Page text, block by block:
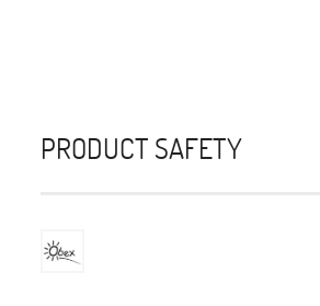
PRODUCT SAFETY